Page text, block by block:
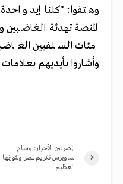
وهتفوا: "كلنا إيد
المنصة تهدئة
مئات السلفيين
وأشاروا بأيديهم
المصريين الأحرار: وسام
ساويرس تكريم لمصر ولثورتها
العظيم